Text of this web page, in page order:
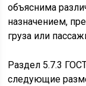
объяснима
назначением,
груза или
Раздел 5.7.3
следующие